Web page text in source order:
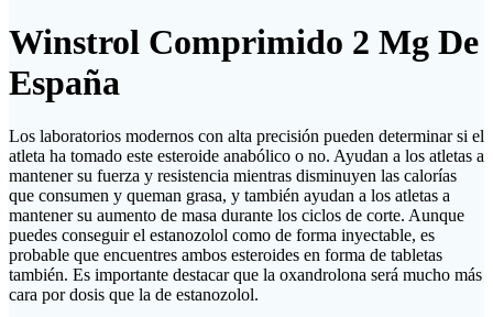
Winstrol Comprimido 2 Mg De
España
Los laboratorios modernos con alta precisión pueden determinar si el
atleta ha tomado este esteroide anabólico o no. Ayudan a los atletas a
mantener su fuerza y ​​resistencia mientras disminuyen las calorías
que consumen y queman grasa, y también ayudan a los atletas a
mantener su aumento de masa durante los ciclos de corte. Aunque
puedes conseguir el estanozolol como de forma inyectable, es
probable que encuentres ambos esteroides en forma de tabletas
también. Es importante destacar que la oxandrolona será mucho más
cara por dosis que la de estanozolol.